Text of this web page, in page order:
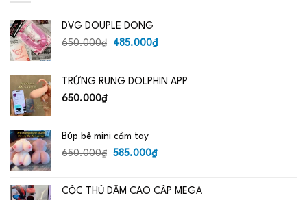
DVG DOUPLE DONG
650.000₫
Giá
650.000₫.
485.000₫Giá
là:
TRỨNG RUNG DOLPHIN APP
650.000₫
Búp bê mini cầm tay
650.000₫
Giá
650.000₫.
585.000₫Giá
là:
CỐC THỦ DÂM CAO CẤP MEGA